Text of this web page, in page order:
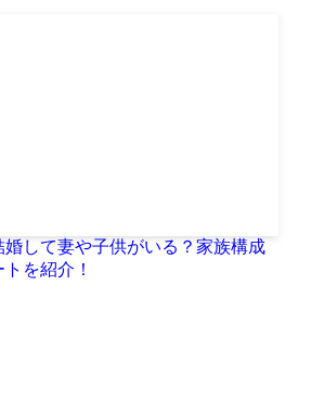
婚して妻や子供がいる？家族構成
を紹介！